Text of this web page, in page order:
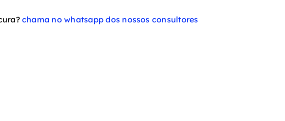
chama no whatsapp dos nossos consultores